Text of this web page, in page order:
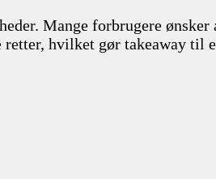
Mange forbrugere
hvilket gør takeaway til